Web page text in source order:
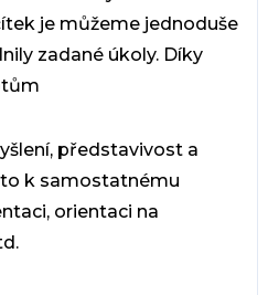
je můžeme jednoduše
zadané úkoly. Díky
představivost a
k samostatnému
orientaci na